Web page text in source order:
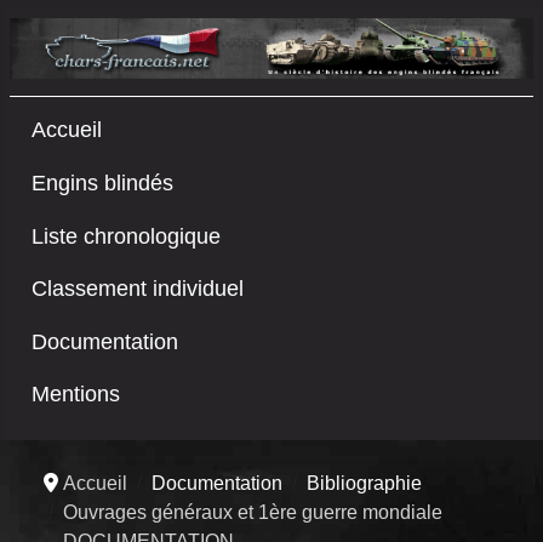
Accueil
Engins blindés
Liste chronologique
Classement individuel
Documentation
Mentions
Accueil Documentation
Bibliographie
Ouvrages généraux et 1ère guerre mondiale